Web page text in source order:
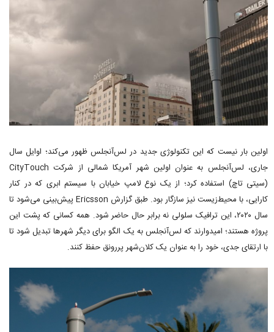
اولین بار نیست که این تکنولوژی جدید در لس‌آنجلس ظهور می‌کند؛ اوایل سال
جاری، لس‌آنجلس به عنوان اولین شهر آمریکا شمالی از شرکت CityTouch
(سیتی تاچ) استفاده کرد؛ از یک نوع لامپ خیابان با سیستم ابری که در کنار
کارایی، با محیط‌زیست نیز سازگار بود. طبق گزارش Ericsson پیش‌بینی می‌شود تا
سال ۲۰۲۰، این ترافیک سلولی نه برابر حال حاضر شود. همه کسانی که پشت این
پروژه هستند؛ امیدوارند که لس‌آنجلس به یک الگو برای دیگر شهرها تبدیل شود تا
با ارتقای جدی، خود را به عنوان یک کلان‌شهر پررونق حفظ کنند.